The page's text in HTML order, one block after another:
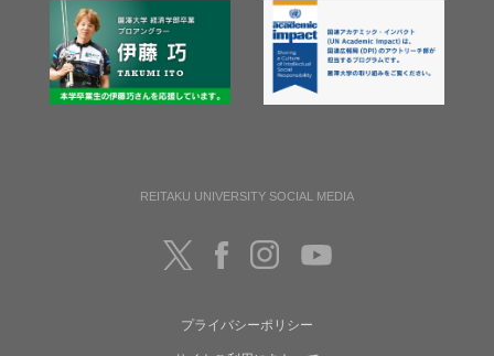
REITAKU UNIVERSITY SOCIAL MEDIA
プライバシーポリシー